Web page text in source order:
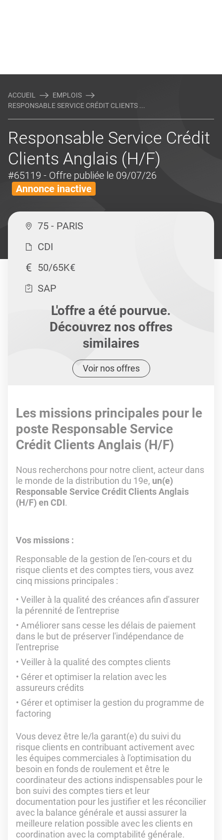
ACCUEIL
EMPLOIS
RESPONSABLE SERVICE CRÉDIT CLIENTS ...
Responsable Service Crédit
Clients Anglais (H/F)
#65119 - Offre publiée le 09/07/26
Annonce inactive
75 - PARIS
CDI
50/65K€
SAP
L'offre a été pourvue.
Découvrez nos offres
similaires
Voir nos offres
Les missions principales pour le
poste Responsable Service
Crédit Clients Anglais (H/F)
Nous recherchons pour notre client, acteur dans
le monde de la distribution du 19e, un(e)
Responsable Service Crédit Clients Anglais
(H/F) en CDI.
Vos missions :
Responsable de la gestion de l'en-cours et du
risque clients et des comptes tiers, vous avez
cinq missions principales :
Veiller à la qualité des créances afin d'assurer
la pérennité de l'entreprise
Améliorer sans cesse les délais de paiement
dans le but de préserver l'indépendance de
l'entreprise
Veiller à la qualité des comptes clients
Gérer et optimiser la relation avec les
assureurs crédits
Gérer et optimiser la gestion du programme de
factoring
Vous devez être le/la garant(e) du suivi du
risque clients en contribuant activement avec
les équipes commerciales à l'optimisation du
besoin en fonds de roulement et être le
coordinateur des actions indispensables pour le
bon suivi des comptes tiers et leur
documentation pour les justifier et les réconcilier
avec la balance générale et aussi assurer la
meilleure relation possible avec les clients en
coordination avec la comptabilité générale.